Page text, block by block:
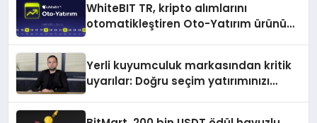
WhiteBIT TR, kripto alımlarını
otomatikleştiren Oto-Yatırım ürününü
Yerli kuyumculuk markasından kritik
uyarılar: Doğru seçim yatırımınızı